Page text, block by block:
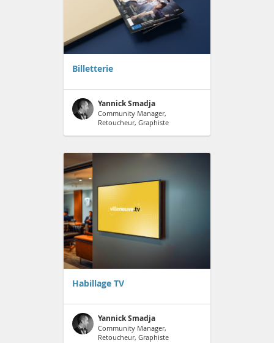
Billetterie
Yannick Smadja
Community Manager,
Retoucheur, Graphiste
Habillage TV
Yannick Smadja
Community Manager,
Retoucheur, Graphiste